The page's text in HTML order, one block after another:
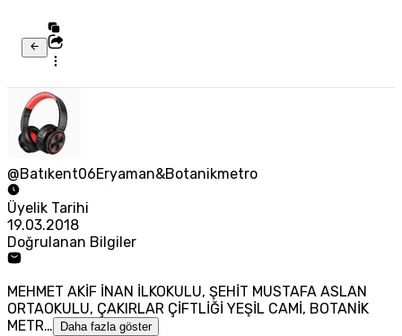
@Batıkent06Eryaman&Botanikmetro
Üyelik Tarihi
19.03.2018
Doğrulanan Bilgiler
MEHMET AKİF İNAN İLKOKULU, ŞEHİT MUSTAFA ASLAN
ORTAOKULU, ÇAKIRLAR ÇİFTLİĞİ YEŞİL CAMİ, BOTANİK
METR…
Daha fazla göster